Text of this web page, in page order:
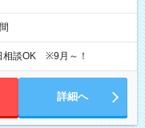
談OK ※9月～！
詳細へ